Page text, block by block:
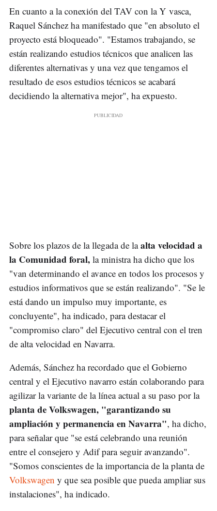
En cuanto a la conexión del TAV con la Y vasca,
Raquel Sánchez ha manifestado que "en absoluto el
proyecto está bloqueado". "Estamos trabajando, se
están realizando estudios técnicos que analicen las
diferentes alternativas y una vez que tengamos el
resultado de esos estudios técnicos se acabará
decidiendo la alternativa mejor", ha expuesto.
Sobre los plazos de la llegada de laalta velocidad a
la Comunidad foral, la ministra ha dicho que los
"van determinando el avance en todos los procesos y
estudios informativos que se están realizando". "Se le
está dando un impulso muy importante, es
concluyente", ha indicado, para destacar el
"compromiso claro" del Ejecutivo central con el tren
de alta velocidad en Navarra.
Además, Sánchez ha recordado que el Gobierno
central y el Ejecutivo navarro están colaborando para
agilizar la variante de la línea actual a su paso por la
planta de Volkswagen, "garantizando su
ampliación y permanencia en Navarra", ha dicho,
para señalar que "se está celebrando una reunión
entre el consejero y Adif para seguir avanzando".
"Somos conscientes de la importancia de la planta de
Volkswagen y que sea posible que pueda ampliar sus
instalaciones", ha indicado.